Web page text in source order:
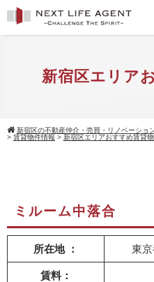
新宿区エリア
新宿区の不動産仲介・売買・リノベーショ
> 賃貸物件情報 > 新宿区エリアおすすめ賃貸
ミルーム中落合
所在地 ： 東
賃料：